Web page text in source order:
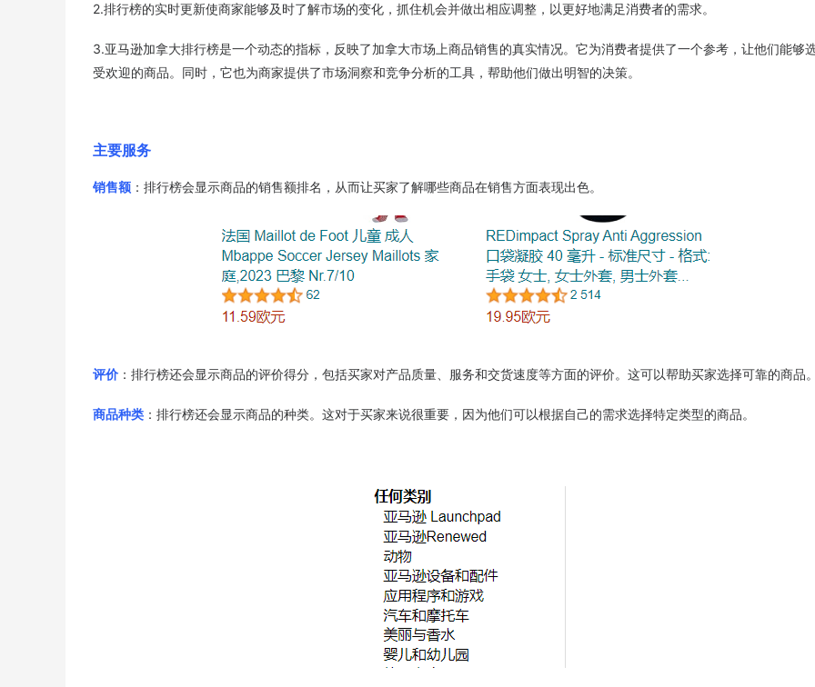
2.排行榜的实时更新使商家能够及时了解市场的变化，抓住机会并做出相应调整，以更好地满足消费者的需求。
3.亚马逊加拿大排行榜是一个动态的指标，反映了加拿大市场上商品销售的真实情况。它为消费者提供了一个参考，让他们能够
受欢迎的商品。同时，它也为商家提供了市场洞察和竞争分析的工具，帮助他们做出明智的决策。
主要服务
销售额 ：排行榜会显示商品的销售额排名，从而让买家了解哪些商品在销售方面表现出色。
评价 ：排行榜还会显示商品的评价得分，包括买家对产品质量、服务和交货速度等方面的评价。这可以帮助买家选择可靠的商品
商品种类 ：排行榜还会显示商品的种类。这对于买家来说很重要，因为他们可以根据自己的需求选择特定类型的商品。